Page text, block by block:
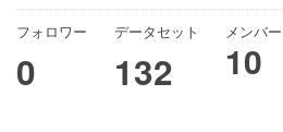
フォロワー
0
データセット
132
メンバー
10